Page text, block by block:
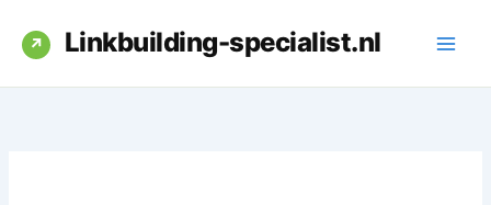
naar
inhoud
Linkbuilding-specialist.nl